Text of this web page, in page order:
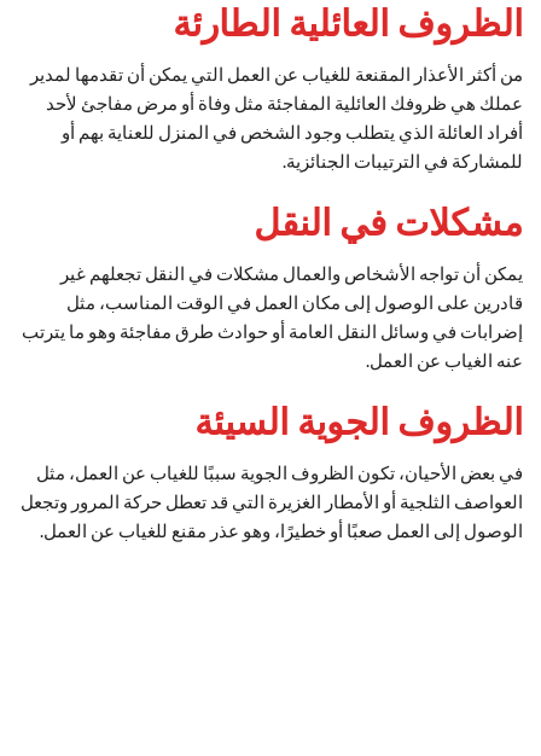
الظروف العائلية الطارئة
من أكثر الأعذار المقنعة للغياب عن العمل التي يمكن أن تقدمها لمدير
عملك هي ظروفك العائلية المفاجئة مثل وفاة أو مرض مفاجئ لأحد
أفراد العائلة الذي يتطلب وجود الشخص في المنزل للعناية بهم أو
للمشاركة في الترتيبات الجنائزية.
مشكلات في النقل
يمكن أن تواجه الأشخاص والعمال مشكلات في النقل تجعلهم غير
قادرين على الوصول إلى مكان العمل في الوقت المناسب، مثل
إضرابات في وسائل النقل العامة أو حوادث طرق مفاجئة وهو ما يترتب
عنه الغياب عن العمل.
الظروف الجوية السيئة
في بعض الأحيان، تكون الظروف الجوية سببًا للغياب عن العمل، مثل
العواصف الثلجية أو الأمطار الغزيرة التي قد تعطل حركة المرور وتجعل
الوصول إلى العمل صعبًا أو خطيرًا، وهو عذر مقنع للغياب عن العمل.